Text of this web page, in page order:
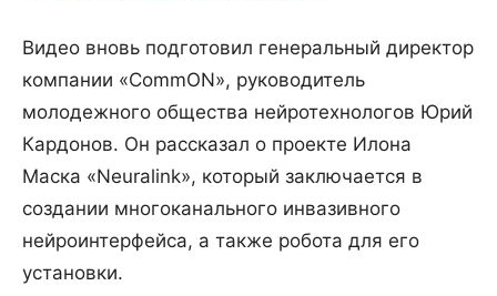
Видео вновь подготовил генеральный директор
компании «CommON», руководитель
молодежного общества нейротехнологов Юрий
Кардонов. Он рассказал о проекте Илона
Маска «Neuralink», который заключается в
создании многоканального инвазивного
нейроинтерфейса, а также робота для его
установки.